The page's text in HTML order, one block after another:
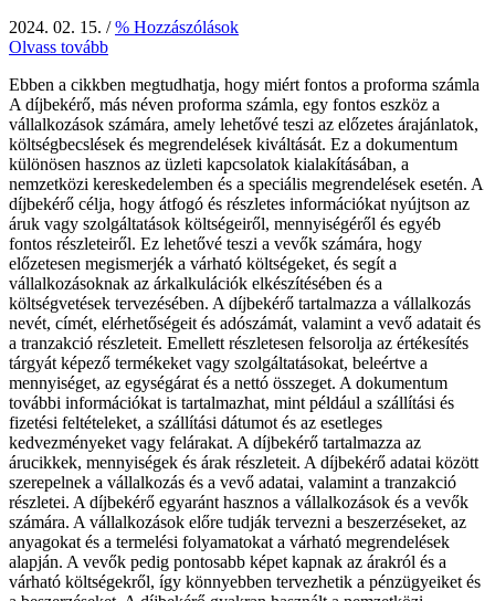
2024. 02. 15. / % Hozzászólások
Olvass tovább
Ebben a cikkben megtudhatja, hogy miért fontos a proforma számla
A díjbekérő, más néven proforma számla, egy fontos eszköz a
vállalkozások számára, amely lehetővé teszi az előzetes árajánlatok,
költségbecslések és megrendelések kiváltását. Ez a dokumentum
különösen hasznos az üzleti kapcsolatok kialakításában, a
nemzetközi kereskedelemben és a speciális megrendelések esetén. A
díjbekérő célja, hogy átfogó és részletes információkat nyújtson az
áruk vagy szolgáltatások költségeiről, mennyiségéről és egyéb
fontos részleteiről. Ez lehetővé teszi a vevők számára, hogy
előzetesen megismerjék a várható költségeket, és segít a
vállalkozásoknak az árkalkulációk elkészítésében és a
költségvetések tervezésében. A díjbekérő tartalmazza a vállalkozás
nevét, címét, elérhetőségeit és adószámát, valamint a vevő adatait és
a tranzakció részleteit. Emellett részletesen felsorolja az értékesítés
tárgyát képező termékeket vagy szolgáltatásokat, beleértve a
mennyiséget, az egységárat és a nettó összeget. A dokumentum
további információkat is tartalmazhat, mint például a szállítási és
fizetési feltételeket, a szállítási dátumot és az esetleges
kedvezményeket vagy felárakat. A díjbekérő tartalmazza az
árucikkek, mennyiségek és árak részleteit. A díjbekérő adatai között
szerepelnek a vállalkozás és a vevő adatai, valamint a tranzakció
részletei. A díjbekérő egyaránt hasznos a vállalkozások és a vevők
számára. A vállalkozások előre tudják tervezni a beszerzéseket, az
anyagokat és a termelési folyamatokat a várható megrendelések
alapján. A vevők pedig pontosabb képet kapnak az árakról és a
várható költségekről, így könnyebben tervezhetik a pénzügyeiket és